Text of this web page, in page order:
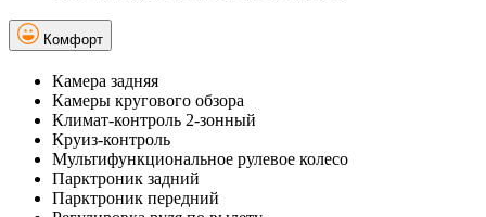
Комфорт
Камера задняя
Камеры кругового обзора
Климат-контроль 2-зонный
Круиз-контроль
Мультифункциональное рулевое колесо
Парктроник задний
Парктроник передний